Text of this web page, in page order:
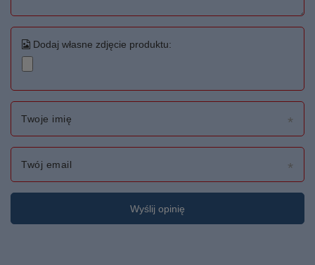
Dodaj własne zdjęcie produktu:
Twoje imię
Twój email
Wyślij opinię